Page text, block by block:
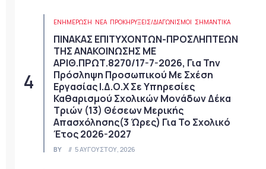
ΕΝΗΜΕΡΩΣΗ ΝΈΑ ΠΡΟΚΗΡΎΞΕΙΣ/ΔΙΑΓΩΝΙΣΜΟΊ ΣΗΜΑΝΤΙΚΆ
ΠΙΝΑΚΑΣ ΕΠΙΤΥΧΟΝΤΩΝ-ΠΡΟΣΛΗΠΤΕΩΝ
ΤΗΣ ΑΝΑΚΟΙΝΩΣΗΣ ΜΕ
ΑΡΙΘ.ΠΡΩΤ.8270/17-7-2026, Για Την
Πρόσληψη Προσωπικού Με Σχέση
Εργασίας Ι.Δ.Ο.Χ Σε Υπηρεσίες
Καθαρισμού Σχολικών Μονάδων Δέκα
Τριών (13) Θέσεων Μερικής
Απασχόλησης(3 Ώρες) Για Το Σχολικό
Έτος 2026-2027
BY 5 ΑΥΓΟΎΣΤΟΥ, 2026